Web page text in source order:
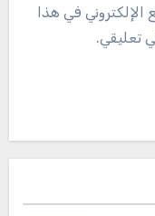
الإلكتروني في هذا
تعليقي.